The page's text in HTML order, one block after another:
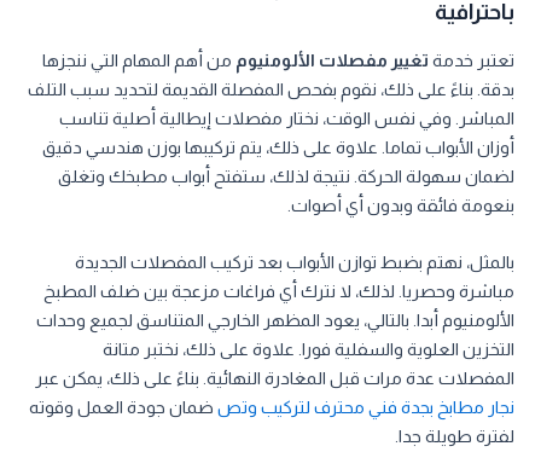
باحترافية
تعتبر خدمة تغيير مفصلات الألومنيوم من أهم المهام التي ننجزها
بدقة. بناءً على ذلك، نقوم بفحص المفصلة القديمة لتحديد سبب التلف
المباشر. وفي نفس الوقت، نختار مفصلات إيطالية أصلية تناسب
أوزان الأبواب تماما. علاوة على ذلك، يتم تركيبها بوزن هندسي دقيق
لضمان سهولة الحركة. نتيجة لذلك، ستفتح أبواب مطبخك وتغلق
بنعومة فائقة وبدون أي أصوات.
بالمثل، نهتم بضبط توازن الأبواب بعد تركيب المفصلات الجديدة
مباشرة وحصريا. لذلك، لا نترك أي فراغات مزعجة بين ضلف المطبخ
الألومنيوم أبدا. بالتالي، يعود المظهر الخارجي المتناسق لجميع وحدات
التخزين العلوية والسفلية فورا. علاوة على ذلك، نختبر متانة
المفصلات عدة مرات قبل المغادرة النهائية. بناءً على ذلك، يمكن عبر
نجار مطابخ بجدة فني محترف لتركيب وتص ضمان جودة العمل وقوته
لفترة طويلة جدا.